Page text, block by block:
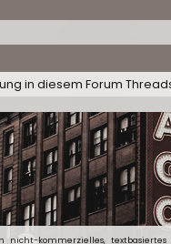
in diesem Forum
nicht-kommerzielles,